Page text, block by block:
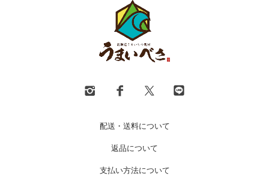
配送・送料について
返品について
支払い方法について